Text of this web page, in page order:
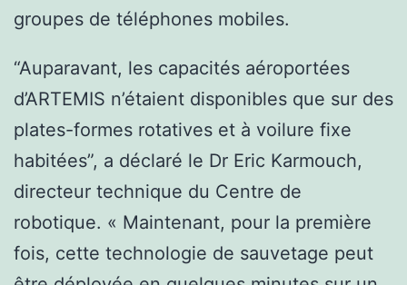
groupes de téléphones mobiles.
“Auparavant, les capacités aéroportées
d’ARTEMIS n’étaient disponibles que sur des
plates-formes rotatives et à voilure fixe
habitées”, a déclaré le Dr Eric Karmouch,
directeur technique du Centre de
robotique. « Maintenant, pour la première
fois, cette technologie de sauvetage peut